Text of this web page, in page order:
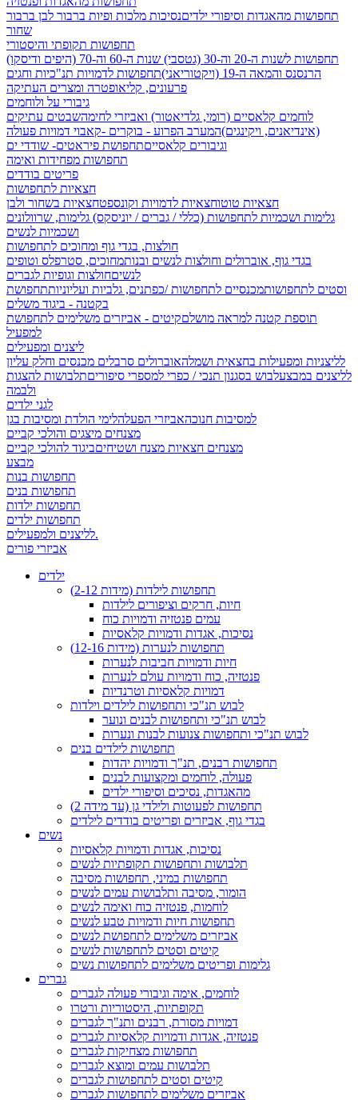
תחפושות מהאגדות וסיפורי ילדיםנסיכות מלכות ופיות ברבור לבן ברבור
שחור
תחפושות תקופתי והיסטורי
תחפושות לשנות ה-20 וה-30 (גטסבי)
שנות ה-60 וה-70 (היפים ודיסקו)
הרנסנס והמאה ה-19 (ויקטוריאני)
תחפושות לדמויות תנ"כיות וחגים
פרעונים, קליאופטרה ומצרים העתיקה
גיבורי על ולוחמים
לוחמים קלאסיים (רומי, גלדיאטור) ואביזרי לחימהשבטים עתיקים
(אינדיאנים, ויקינגים)המערב הפרוע - בוקרים -קאבוי דמויות פעולה
וגיבורים קלאסייםתחפושת פיראטים- שודדי ים
תחפושות מפחידות ואימה
פריטים בודדים
חצאיות לתחפושות
חצאיות טוטוחצאיות לדמויות וקונספטחצאיות בשחור ולבן
גלימות ושכמיות לתחפושות (כללי / גברים / יוניסקס) גלימות, שרוולונים
ושכמיות לנשים
חולצות, בגדי גוף ומחוכים לתחפושות
בגדי גוף, אוברולים וחולצות לנשים ובנותמחוכים, סטרפלס וטופים
לנשיםחולצות וגופיות לגברים
וסטים לתחפושותמכנסיים לתחפושות /כפתנים, גלביות ועליוניותתחפושת
בקטנה - ביגוד משלים
תוספת קטנה למראה מושלםקיטים - אביזרים משלימים לתחפושת
למפעיל
ליצנים ומפעילים
לליצניות ומפעילות בחצאית ושמלהאוברולים סרבלים מכנסים וחלק עליון
לליצנים במבצעלבוש בסגנון תנכי / כפרי למספרי סיפוריםתלבושות להצגות
ולבמה
לגני ילדים
למסיבות חנוכהאביזרי הפעלהלימי הולדת ומסיבות בגן
מצנחים מיצגים והולכי קביים
מצנחים חצאיות מצנח ושטיחיםביגוד להולכי קביים
מבצע
תחפושות בנות
תחפושות בנים
תחפושות ילדות
תחפושות ילדים
לליצנים ולמפעילים.
אביזרי פורים
ילדים
תחפושות לילדות (מידות 2-12)
חיות, חרקים וציפורים לילדות
עמים פנטזיה ודמויות כוח
נסיכות, אגדות ודמויות קלאסיות
תחפושות לנערות (מידות 12-16)
חיות ודמויות חביבות לנערות
פנטזיה, כוח ודמויות עולם לנערות
דמויות קלאסיות וטרנדיות
לבוש תנ"כי ותחפושות לילדים וילדות
לבוש תנ"כי ותחפושות לבנים ונוער
לבוש תנ"כי ותחפושות צנועות לבנות ונערות
תחפושות לילדים בנים
תחפושות רבנים, תנ"ך ודמויות יהדות
פעולה, לוחמים ומקצועות לבנים
מהאגדות, נסיכים וסיפורי ילדים
תחפושות לפעוטות ולילדי גן (עד מידה 2)
בגדי גוף, אביזרים ופריטים בודדים לילדים
נשים
נסיכות, אגדות ודמויות קלאסיות
תלבושות ותחפושות תקופתיות לנשים
תחפושות במיני, תחפושות מסיבה
הומור, מסיבה ותלבושות עמים לנשים
לוחמות, פנטזיה כוח ואימה לנשים
תחפושות חיות ודמויות טבע לנשים
אביזרים משלימים לתחפושת לנשים
קיטים וסטים לתחפושות לנשים
גלימות ופריטים משלימים לתחפושות נשים
גברים
לוחמים, אימה וגיבורי פעולה לגברים
תקופתיות, היסטוריות ורטרו
דמויות מסורת, רבנים ותנ"ך לגברים
פנטזיה, אגדות ודמויות קלאסיות לגברים
תחפושות מצחיקות לגברים
תלבושות עמים ומוצא לגברים
קיטים וסטים לתחפושות לגברים
אביזרים משלימים לתחפושות לגברים